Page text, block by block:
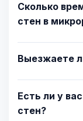
Сколько
стен в
Выезжаете
Есть ли у
стен?